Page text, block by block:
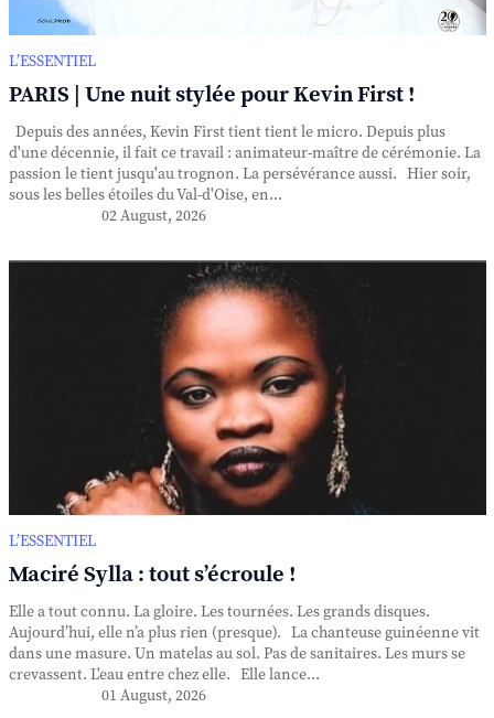
L’ESSENTIEL
PARIS | Une nuit stylée pour Kevin First !
Depuis des années, Kevin First tient tient le micro. Depuis plus
d'une décennie, il fait ce travail : animateur-maître de cérémonie. La
passion le tient jusqu'au trognon. La persévérance aussi. Hier soir,
sous les belles étoiles du Val-d'Oise, en...
02 August, 2026
L’ESSENTIEL
Maciré Sylla : tout s’écroule !
Elle a tout connu. La gloire. Les tournées. Les grands disques.
Aujourd’hui, elle n’a plus rien (presque). La chanteuse guinéenne vit
dans une masure. Un matelas au sol. Pas de sanitaires. Les murs se
crevassent. L'eau entre chez elle. Elle lance...
01 August, 2026